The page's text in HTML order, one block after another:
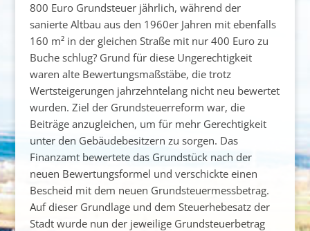
800 Euro Grundsteuer jährlich, während der
sanierte Altbau aus den 1960er Jahren mit ebenfalls
160 m² in der gleichen Straße mit nur 400 Euro zu
Buche schlug? Grund für diese Ungerechtigkeit
waren alte Bewertungsmaßstäbe, die trotz
Wertsteigerungen jahrzehntelang nicht neu bewertet
wurden. Ziel der Grundsteuerreform war, die
Beiträge anzugleichen, um für mehr Gerechtigkeit
unter den Gebäudebesitzern zu sorgen. Das
Finanzamt bewertete das Grundstück nach der
neuen Bewertungsformel und verschickte einen
Bescheid mit dem neuen Grundsteuermessbetrag.
Auf dieser Grundlage und dem Steuerhebesatz der
Stadt wurde nun der jeweilige Grundsteuerbetrag